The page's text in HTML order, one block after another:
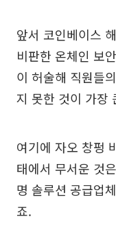
앞서 코인베이스
비판한 온체인 보
이 허술해 직원들
지 못한 것이 가장
여기에 자오 창펑
태에서 무서운 것
명 솔루션 공급업
죠.